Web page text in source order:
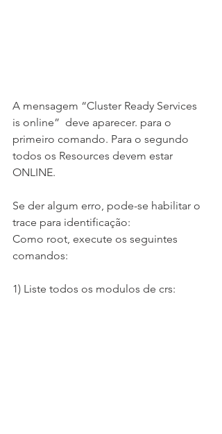
A mensagem “Cluster Ready Services
is online”  deve aparecer. para o
primeiro comando. Para o segundo
todos os Resources devem estar
ONLINE.
Se der algum erro, pode-se habilitar o
trace para identificação:
Como root, execute os seguintes
comandos:
1) Liste todos os modulos de crs: